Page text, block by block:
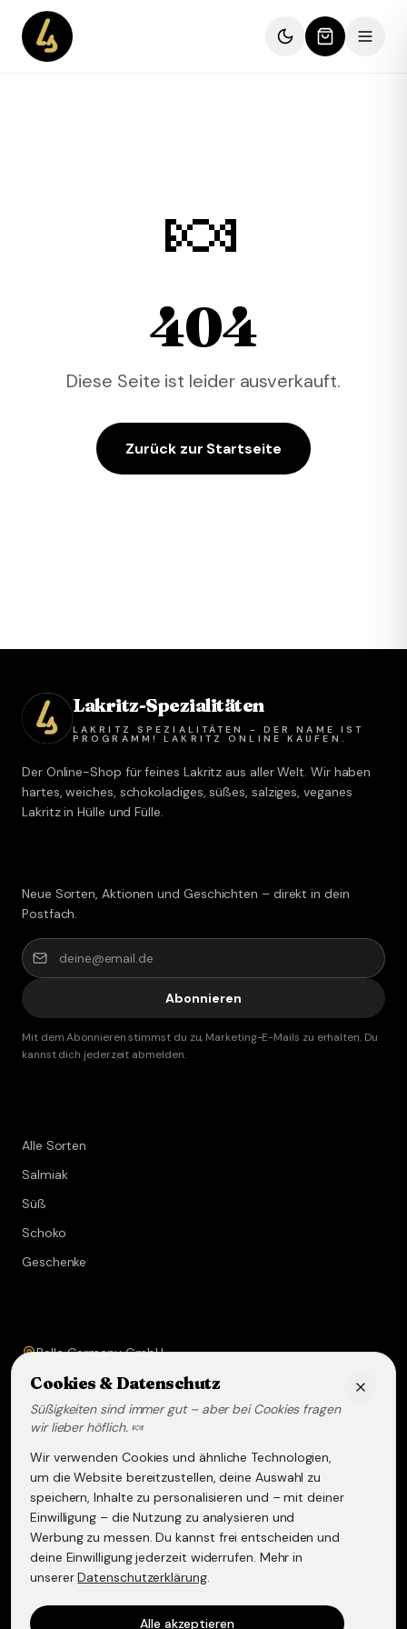
🍬
404
Diese Seite ist leider ausverkauft.
Zurück zur Startseite
Lakritz-Spezialitäten
LAKRITZ SPEZIALITÄTEN - DER NAME IST
PROGRAMM! LAKRITZ ONLINE KAUFEN.
Der Online-Shop für feines Lakritz aus aller Welt. Wir haben
hartes, weiches, schokoladiges, süßes, salziges, veganes
Lakritz in Hülle und Fülle.
Neue Sorten, Aktionen und Geschichten – direkt in dein
Postfach.
Abonnieren
Mit dem Abonnieren stimmst du zu, Marketing-E-Mails zu erhalten. Du
kannst dich jederzeit abmelden.
Alle Sorten
Salmiak
Süß
Schoko
Geschenke
Bella Germany GmbH
67583 Guntersblum
+49 (0) 6249 - 293158
@lakritzspezialitaeten
Versand & Lieferung
Widerruf & Rückgabe
Datenschutzerklärung
Cookies & Datenschutz
Süßigkeiten sind immer gut – aber bei Cookies fragen
wir lieber höflich. 🍬
Wir verwenden Cookies und ähnliche Technologien,
um die Website bereitzustellen, deine Auswahl zu
speichern, Inhalte zu personalisieren und – mit deiner
Einwilligung – die Nutzung zu analysieren und
Werbung zu messen. Du kannst frei entscheiden und
deine Einwilligung jederzeit widerrufen. Mehr in
unserer Datenschutzerklärung.
Alle akzeptieren